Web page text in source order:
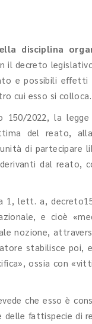
disciplina
il decreto
e possibili
cui esso si colloca.
2022, la legge
del reato,
di partecipare
dal reato,
1, lett. a,
e cioè
nozione,
stabilisce poi,
ossia con
che esso è
delle fattispecie di